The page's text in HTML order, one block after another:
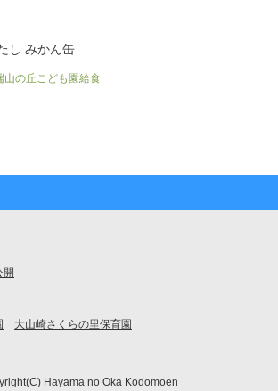
し みかん缶
山の丘こども園給食
開
大山崎さくらの里保育園
Hayama no Oka Kodomoen